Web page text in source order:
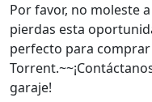
Por favor, no moleste
pierdas esta
perfecto para
garaje!